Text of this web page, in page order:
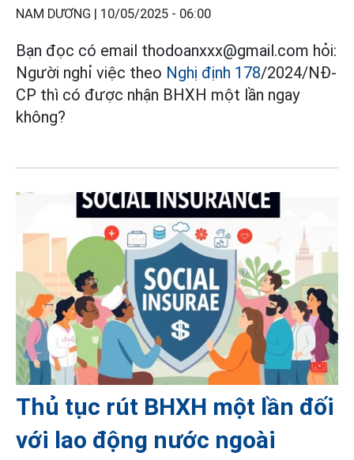
NAM DƯƠNG | 10/05/2025 - 06:00
Bạn đọc có email thodoanxxx@gmail.com hỏi:
Người nghỉ việc theo Nghị định 178/2024/NĐ-
CP thì có được nhận BHXH một lần ngay
không?
Thủ tục rút BHXH một lần đối
với lao động nước ngoài